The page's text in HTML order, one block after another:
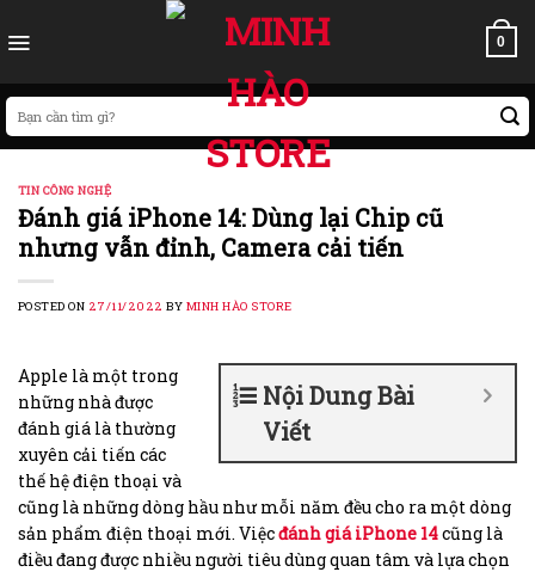
to
0
Search
for:
TIN CÔNG NGHỆ
Đánh giá iPhone 14: Dùng lại Chip cũ
nhưng vẫn đỉnh, Camera cải tiến
POSTED ON 27/11/2022 BY MINH HÀO STORE
Nội Dung Bài
Viết
Apple là một trong
những nhà được
đánh giá là thường
xuyên cải tiến các
thế hệ điện thoại và
cũng là những dòng hầu như mỗi năm đều cho ra một dòng
sản phẩm điện thoại mới. Việcđánh giá iPhone 14cũng là
điều đang được nhiều người tiêu dùng quan tâm và lựa chọn